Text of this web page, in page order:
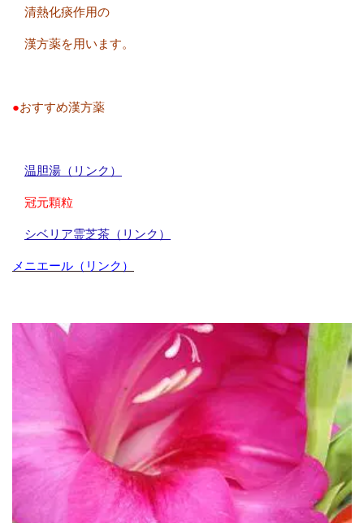
清熱化痰作用の
漢方薬を用います。
●おすすめ漢方薬
温胆湯（リンク）
冠元顆粒
シベリア霊芝茶（リンク）
メニエール（リンク）